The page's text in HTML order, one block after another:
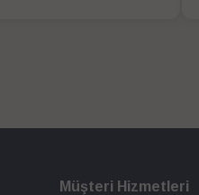
Müşteri Hizmetleri